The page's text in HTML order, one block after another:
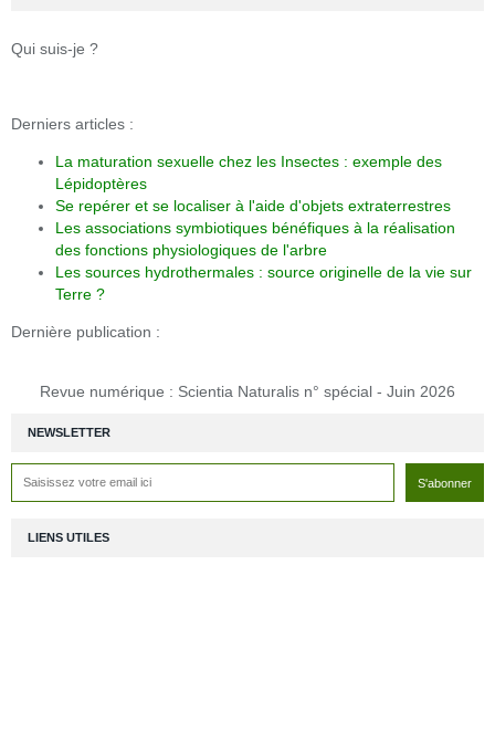
NEWSLETTER
Qui suis-je ?
Derniers articles :
La maturation sexuelle chez les Insectes : exemple des
Lépidoptères
Se repérer et se localiser à l'aide d'objets extraterrestres
Les associations symbiotiques bénéfiques à la réalisation
des fonctions physiologiques de l'arbre
Les sources hydrothermales : source originelle de la vie sur
Terre ?
Dernière publication :
Revue numérique : Scientia Naturalis n° spécial - Juin 2026
LIENS UTILES